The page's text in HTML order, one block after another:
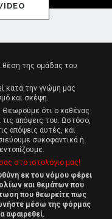
θέση της ομάδας του
κατά την γνώμη μας
και σκέψη.
Θεωρούμε ότι ο καθένας
απόψεις του. Ωστόσο,
απόψεις αυτές, και
συκοφαντικά ή
στο ιστολόγιο μας!
εκ του νόμου φέρει
και θεμάτων που
που θεωρείτε πως
μέσω της φόρμας
αφαιρεθεί.